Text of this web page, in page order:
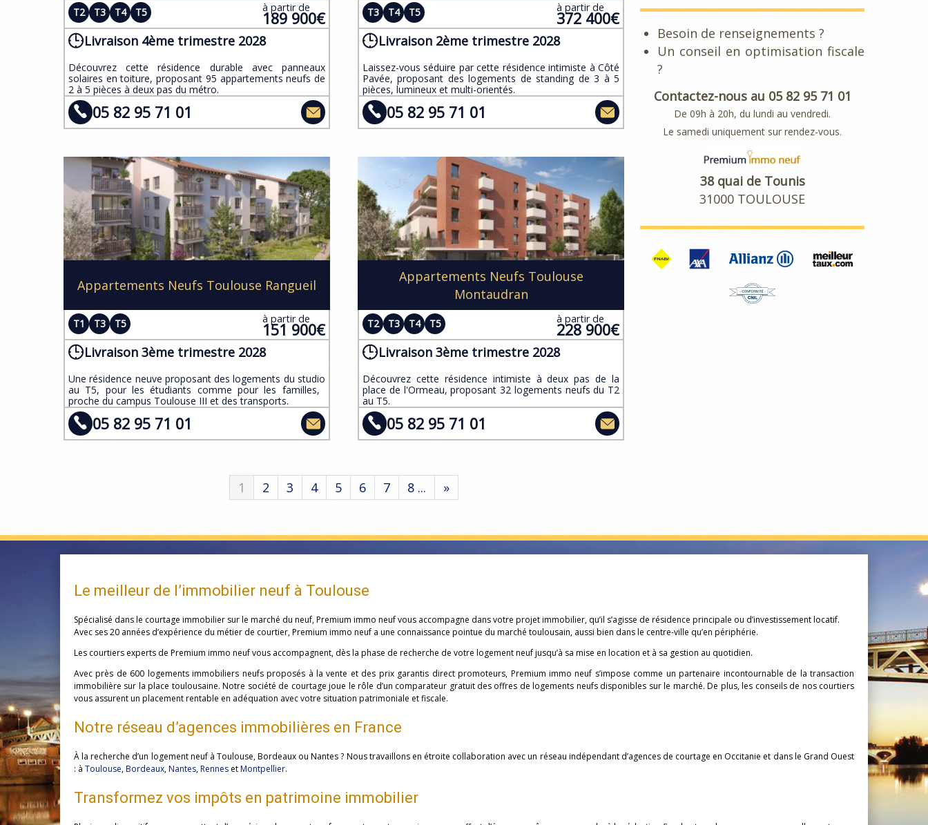
T2 T3 T4 T5 à partir de
189 900€
Livraison 4ème trimestre 2028
​Découvrez cette résidence durable avec panneaux
solaires en toiture, proposant 95 appartements neufs de
2 à 5 pièces à deux pas du métro.
05 82 95 71 01
T3 T4 T5 à partir de
372 400€
Livraison 2ème trimestre 2028
Laissez-vous séduire par cette résidence intimiste à Côté
Pavée, proposant des logements de standing de 3 à 5
pièces, lumineux et multi-orientés.​
05 82 95 71 01
Appartements Neufs Toulouse Rangueil
T1 T3 T5 à partir de
151 900€
Livraison 3ème trimestre 2028
Une résidence neuve proposant des logements du studio
au T5, pour les étudiants comme pour les familles, ​
proche du campus Toulouse III et des transports.
05 82 95 71 01
Appartements Neufs Toulouse
Montaudran
T2 T3 T4 T5 à partir de
228 900€
Livraison 3ème trimestre 2028
​Découvrez cette résidence intimiste à deux pas de la
place de l'Ormeau, proposant 32 logements neufs du T2
au T5.
05 82 95 71 01
1 2 3 4 5 6 7 8 ... »
Besoin de renseignements ?
Un conseil en optimisation fiscale
?
Contactez-nous au 05 82 95 71 01
De 09h à 20h, du lundi au vendredi.
Le samedi uniquement sur rendez-vous.
38 quai de Tounis
31000 TOULOUSE
Le meilleur de l’immobilier neuf à Toulouse
Spécialisé dans le courtage immobilier sur le marché du neuf, Premium immo neuf vous accompagne dans votre projet immobilier, qu’il s’agisse de résidence principale ou d’investissement locatif.
Avec ses 20 années d’expérience du métier de courtier, Premium immo neuf a une connaissance pointue du marché toulousain, aussi bien dans le centre-ville qu’en périphérie.
Les courtiers experts de Premium immo neuf vous accompagnent, dès la phase de recherche de votre logement neuf jusqu’à sa mise en location et à sa gestion au quotidien.
Avec près de 600 logements immobiliers neufs proposés à la vente et des prix garantis direct promoteurs, Premium immo neuf s’impose comme un partenaire incontournable de la transaction
immobilière sur la place toulousaine. Notre société de courtage joue le rôle d’un comparateur gratuit des offres de logements neufs disponibles sur le marché. De plus, les conseils de nos courtiers
vous assurent un placement rentable en adéquation avec votre situation patrimoniale et fiscale.
Notre réseau d’agences immobilières en France
À la recherche d’un logement neuf à Toulouse, Bordeaux ou Nantes ? Nous travaillons en étroite collaboration avec un réseau indépendant d’agences de courtage en Occitanie et dans le Grand Ouest
: à Toulouse,Bordeaux,Nantes,Rennes etMontpellier.
Transformez vos impôts en patrimoine immobilier